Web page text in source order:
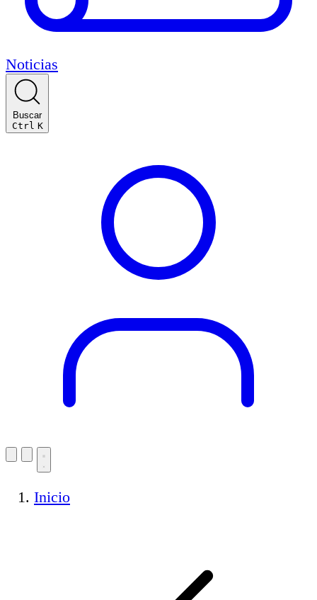
Noticias
Buscar
Ctrl K
Inicio